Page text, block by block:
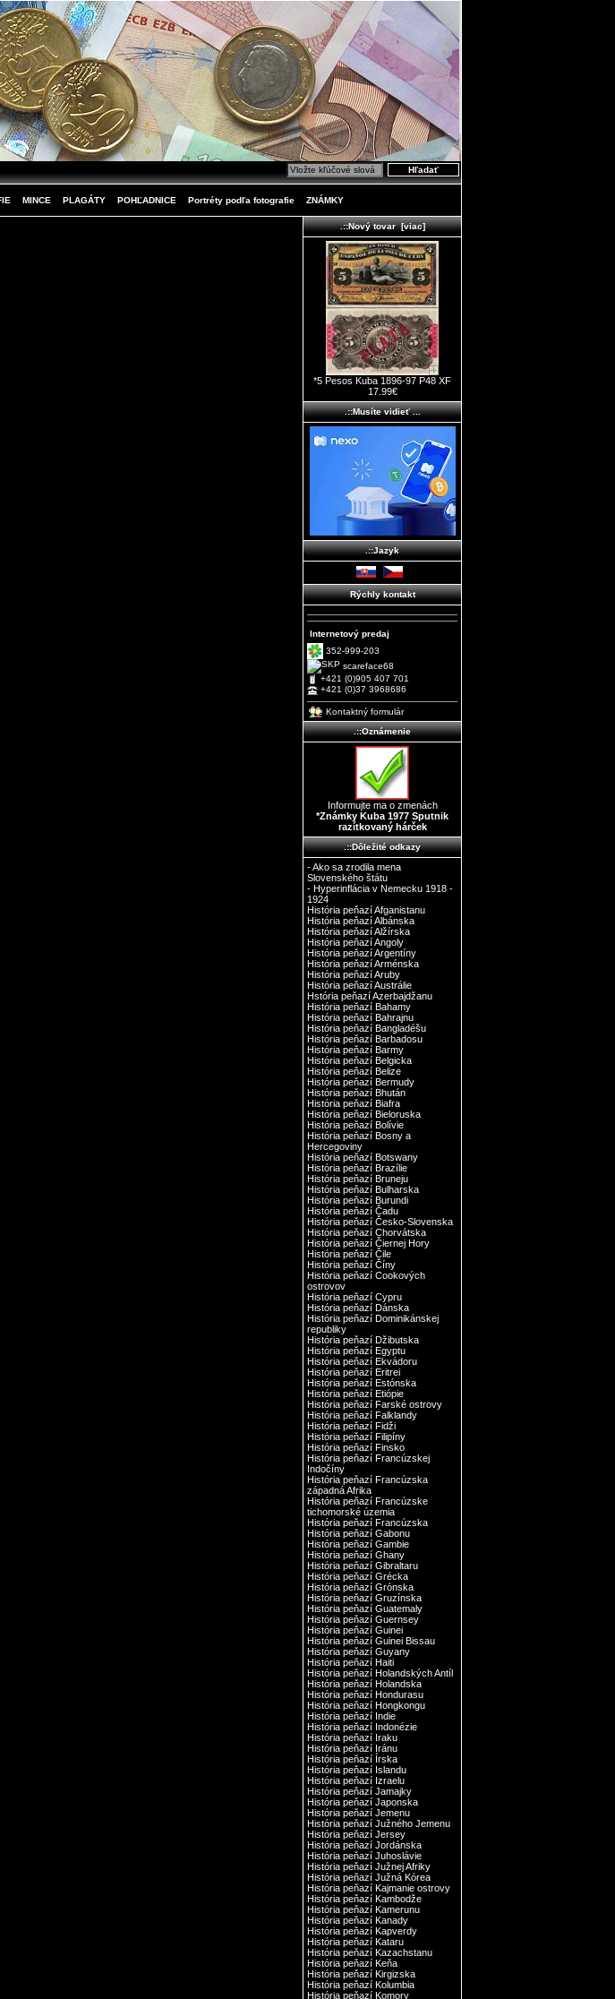
MINCE PLAGÁTY POHĽADNICE Portréty podľa fotografie ZNÁMKY
.::Nový tovar [viac]
*5 Pesos Kuba 1896-97 P48 XF
17.99€
.::Musíte vidieť ...
.::Jazyk
Rýchly kontakt
Internetový predaj
352-999-203
scareface68
+421 (0)905 407 701
+421 (0)37 3968686
Kontaktný formulár
.::Oznámenie
Informujte ma o zmenách
*Známky Kuba 1977 Sputnik
razítkovaný hárček
.::Dôležité odkazy
- Ako sa zrodila mena
Slovenského štátu
- Hyperinflácia v Nemecku 1918 -
1924
História peňazí Afganistanu
História peňazí Albánska
História peňazí Alžírska
História peňazí Angoly
História peňazí Argentíny
História peňazí Arménska
História peňazí Aruby
História peňazí Austrálie
Hstória peňazí Azerbajdžanu
História peňazí Bahamy
História peňazí Bahrajnu
História peňazí Bangladéšu
História peňazí Barbadosu
História peňazí Barmy
História peňazí Belgicka
História peňazí Belize
História peňazí Bermudy
História peňazí Bhután
História peňazí Biafra
História peňazí Bieloruska
História peňazí Bolívie
História peňazí Bosny a
Hercegoviny
História peňazí Botswany
História peňazí Brazílie
História peňazí Bruneju
História peňazí Bulharska
História peňazí Burundi
História peňazí Čadu
História peňazí Česko-Slovenska
História peňazí Chorvátska
História peňazí Čiernej Hory
História peňazí Čile
História peňazí Číny
História peňazí Cookových
ostrovov
História peňazí Cypru
História peňazí Dánska
História peňazí Dominikánskej
republiky
História peňazí Džibutska
História peňazí Egyptu
História peňazí Ekvádoru
História peňazí Eritrei
História peňazí Estónska
História peňazí Etiópie
História peňazí Farské ostrovy
História peňazí Falklandy
História peňazí Fidži
História peňazí Filipíny
História peňazí Finsko
História peňazí Francúzskej
Indočíny
História peňazí Francúzska
západná Afrika
História peňazí Francúzske
tichomorské územia
História peňazí Francúzska
História peňazí Gabonu
História peňazí Gambie
História peňazí Ghany
História peňazí Gibraltaru
História peňazí Grécka
História peňazí Grónska
História peňazí Gruzínska
História peňazí Guatemaly
História peňazí Guernsey
História peňazí Guinei
História peňazí Guinei Bissau
História peňazí Guyany
História peňazí Haiti
História peňazí Holandských Antíl
História peňazí Holandska
História peňazí Hondurasu
História peňazí Hongkongu
História peňazí Indie
História peňazí Indonézie
História peňazí Iraku
História peňazí Iránu
História peňazí Írska
História peňazí Islandu
História peňazí Izraelu
História peňazí Jamajky
História peňazí Japonska
História peňazí Jemenu
História peňazí Južného Jemenu
História peňazí Jersey
História peňazí Jordánska
História peňazí Juhoslávie
História peňazí Južnej Afriky
História peňazí Južná Kórea
História peňazí Kajmanie ostrovy
História peňazí Kambodže
História peňazí Kamerunu
História peňazí Kanady
História peňazí Kapverdy
História peňazí Kataru
História peňazí Kazachstanu
História peňazí Keňa
História peňazí Kirgizska
História peňazí Kolumbia
História peňazí Komory